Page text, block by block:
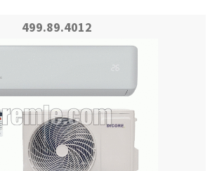
499.89.4012